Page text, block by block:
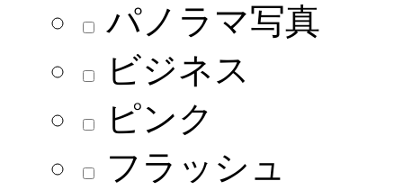
パノラマ写真
ビジネス
ピンク
フラッシュ